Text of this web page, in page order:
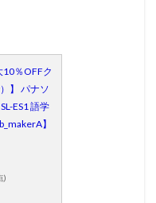
10％OFFク
】 パナソ
ES1 語学
】
)